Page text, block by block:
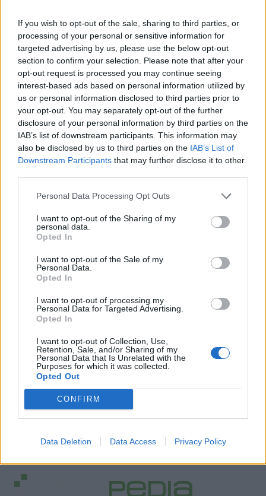
If you wish to opt-out of the sale, sharing to third parties, or
processing of your personal or sensitive information for
targeted advertising by us, please use the below opt-out
section to confirm your selection. Please note that after your
opt-out request is processed you may continue seeing
interest-based ads based on personal information utilized by
us or personal information disclosed to third parties prior to
your opt-out. You may separately opt-out of the further
disclosure of your personal information by third parties on the
IAB’s list of downstream participants. This information may
also be disclosed by us to third parties on the IAB’s List of
Downstream Participants that may further disclose it to other
Personal Data Processing Opt Outs
I want to opt-out of the Sharing of my
personal data.
Opted In
I want to opt-out of the Sale of my
Personal Data.
Opted In
I want to opt-out of processing my
Personal Data for Targeted Advertising.
Opted In
I want to opt-out of Collection, Use,
Retention, Sale, and/or Sharing of my
Personal Data that Is Unrelated with the
Purposes for which it was collected.
Opted Out
CONFIRM
Data Deletion Data Access Privacy Policy